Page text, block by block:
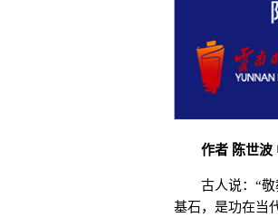
作者 陈世波
古人说：“敬教
基石，是功在当